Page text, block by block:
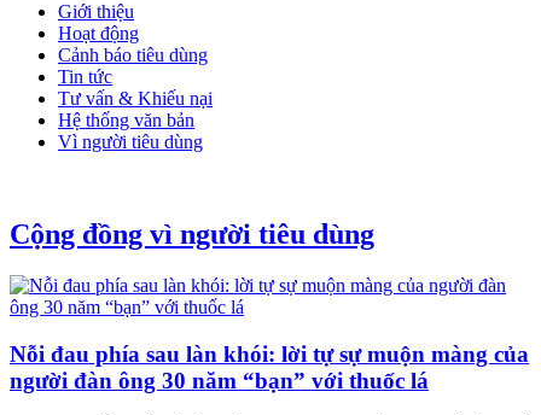
Giới thiệu
Hoạt động
Cảnh báo tiêu dùng
Tin tức
Tư vấn & Khiếu nại
Hệ thống văn bản
Vì người tiêu dùng
Cộng đồng vì người tiêu dùng
Nỗi đau phía sau làn khói: lời tự sự muộn màng của
người đàn ông 30 năm “bạn” với thuốc lá